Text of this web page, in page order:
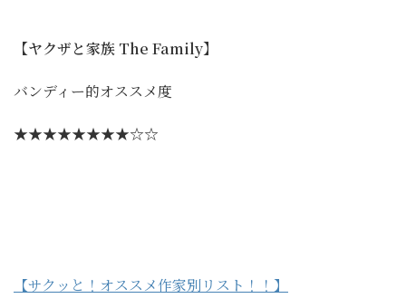
【ヤクザと家族 The Family】
バンディー的オススメ度
★★★★★★★★☆☆
【サクッと！オススメ作家別リスト！！】